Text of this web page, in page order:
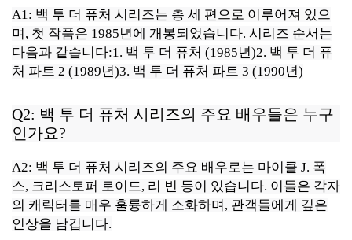
A1: 백 투 더 퓨처 시리즈는 총 세 편으로 이루어져 있으
며, 첫 작품은 1985년에 개봉되었습니다. 시리즈 순서는
다음과 같습니다:1. 백 투 더 퓨처 (1985년)2. 백 투 더 퓨
처 파트 2 (1989년)3. 백 투 더 퓨처 파트 3 (1990년)
Q2: 백 투 더 퓨처 시리즈의 주요 배우들은 누구
인가요?
A2: 백 투 더 퓨처 시리즈의 주요 배우로는 마이클 J. 폭
스, 크리스토퍼 로이드, 리 빈 등이 있습니다. 이들은 각자
의 캐릭터를 매우 훌륭하게 소화하며, 관객들에게 깊은
인상을 남깁니다.